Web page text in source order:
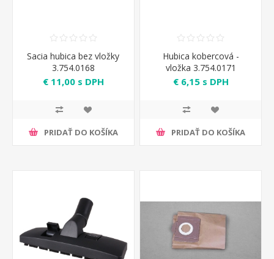
Sacia hubica bez vložky
3.754.0168
€ 11,00 s DPH
PRIDAŤ DO KOŠÍKA
Hubica kobercová -
vložka 3.754.0171
€ 6,15 s DPH
PRIDAŤ DO KOŠÍKA